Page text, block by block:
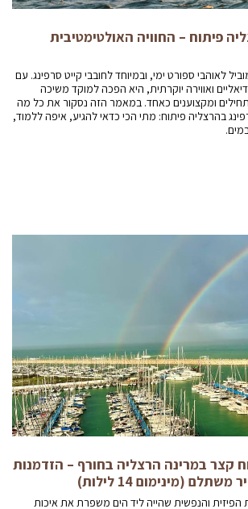
פיתוח – החוויה האולטימטיבית
לאוהבי ספורט ימי, ובמיוחד לחובבי קייט סרפינג. עם
ואווירה יוקרתית, היא הפכה למוקד משיכה
ומקצוענים כאחד. במאמר הזה נסקור את כל מה
בהרצליה פיתוח: מתי הכי כדאי להגיע, איפה ללמוד,
קצר במרינה הרצליה בחורף – הזדמנות
(מינימום 14 לילות)
והנפשית שהייה ליד הים משפרת את איכות